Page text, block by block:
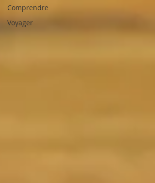
Comprendre
Voyager